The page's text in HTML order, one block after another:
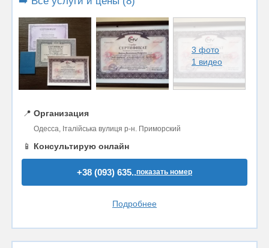
3 фото
1 видео
📍 Организация
Одесса, Італійська вулиця р-н. Приморский
📱 Консультирую онлайн
+38 (093) 635..показать номер
Подробнее